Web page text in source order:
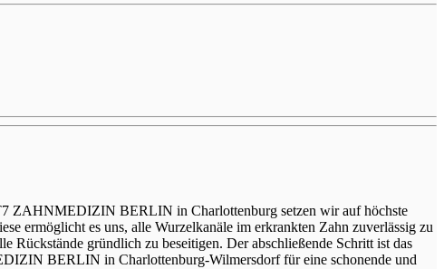
ZAHNMEDIZIN BERLIN in Charlottenburg setzen wir auf höchste
ermöglicht es uns, alle Wurzelkanäle im erkrankten Zahn zuverlässig zu
Rückstände gründlich zu beseitigen. Der abschließende Schritt ist das
BERLIN in Charlottenburg-Wilmersdorf für eine schonende und